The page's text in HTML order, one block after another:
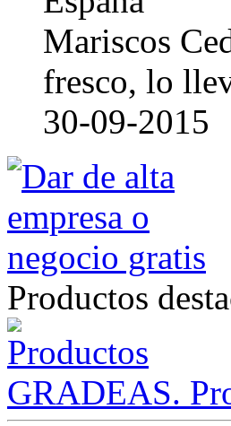
Mariscos
fresco, lo
30-09-2015
Productos
GRADEAS.